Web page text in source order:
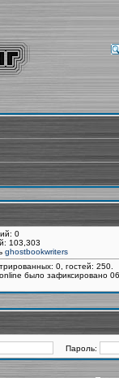
0
103,303
ghostbookwriters
0, гостей:
было зафиксировано
Пароль: